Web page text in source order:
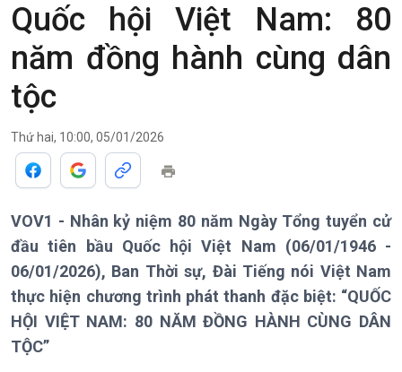
Giới thiệu
Thời sự
Thời sự 6h
Thời sự 12h
Thời sự 18h
Thời sự 21h30
Bản tin
Quốc hội Việt Nam: 80
năm đồng hành cùng dân
tộc
Thứ hai, 10:00, 05/01/2026
VOV1 - Nhân kỷ niệm 80 năm Ngày Tổng tuyển cử
đầu tiên bầu Quốc hội Việt Nam (06/01/1946 -
06/01/2026), Ban Thời sự, Đài Tiếng nói Việt Nam
thực hiện chương trình phát thanh đặc biệt: “QUỐC
HỘI VIỆT NAM: 80 NĂM ĐỒNG HÀNH CÙNG DÂN
TỘC”